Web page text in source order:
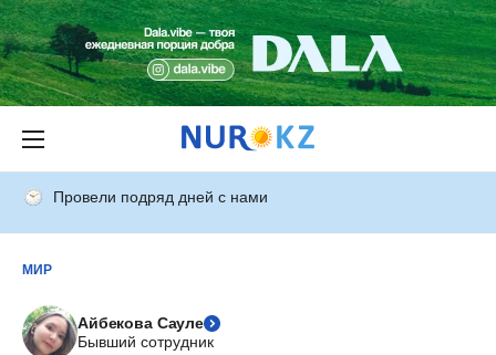
Провели подряд дней с нами
МИР
Айбекова Сауле
Бывший сотрудник